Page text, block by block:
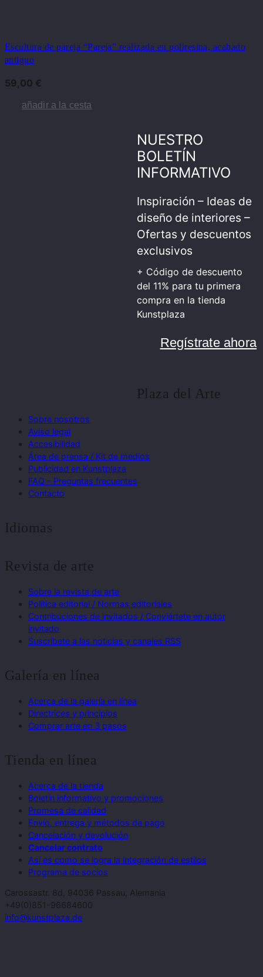
Escultura de pareja “Pareja” realizada en poliresina, acabado
antiguo
59,00 €
añadir a la cesta
NUESTRO
BOLETÍN
INFORMATIVO
Inspiración – Ideas de
diseño de interiores –
Ofertas y descuentos
exclusivos
+ Código de descuento
del 11% para tu primera
compra en la tienda
Kunstplaza
Regístrate ahora
Plaza del Arte
Sobre nosotros
Aviso legal
Accesibilidad
Área de prensa / Kit de medios
Publicidad en Kunstplaza
FAQ – Preguntas frecuentes
Contacto
Idiomas
Revista de arte
Sobre la revista de arte
Política editorial / Normas editoriales
Contribuciones de invitados / Conviértete en autor
invitado
Suscríbete a las noticias y canales RSS
Galería en línea
Acerca de la galería en línea
Directrices y principios
Comprar arte en 3 pasos
Tienda en línea
Acerca de la tienda
Boletín informativo y promociones
Promesa de calidad
Envío, entrega y métodos de pago
Cancelación y devolución
Cancelar contrato
Así es como se logra la integración de estilos
Programa de socios
Carossastr. 8d, 94036 Passau, Alemania
+49(0)851-96684600
info@kunstplaza.de